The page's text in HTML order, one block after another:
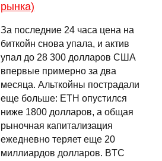
рынка)
За последние 24 часа цена на
биткойн снова упала, и актив
упал до 28 300 долларов США
впервые примерно за два
месяца. Альткойны пострадали
еще больше: ETH опустился
ниже 1800 долларов, а общая
рыночная капитализация
ежедневно теряет еще 20
миллиардов долларов. BTC